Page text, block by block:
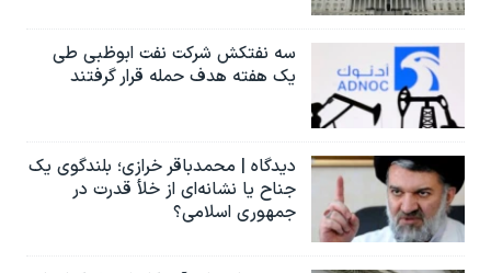
سه نفتکش شرکت نفت ابوظبی طی
یک هفته هدف حمله قرار گرفتند
دیدگاه | محمدباقر خرازی؛ بلندگوی یک
جناح یا نشانه‌ای از خلأ قدرت در
جمهوری اسلامی؟